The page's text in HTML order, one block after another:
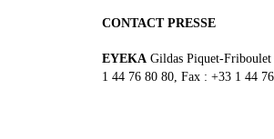
CONTACT PRESSE
EYEKA Gildas Piquet-
1 44 76 80 80, Fax : +33 1 44